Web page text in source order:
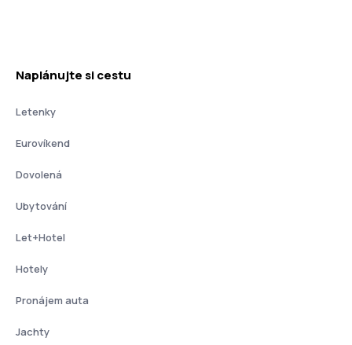
Naplánujte si cestu
Letenky
Eurovíkend
Dovolená
Ubytování
Let+Hotel
Hotely
Pronájem auta
Jachty